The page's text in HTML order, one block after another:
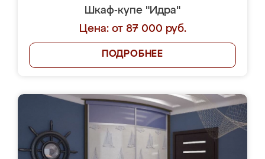
Шкаф-купе "Идра"
Цена: от 87 000 руб.
ПОДРОБНЕЕ